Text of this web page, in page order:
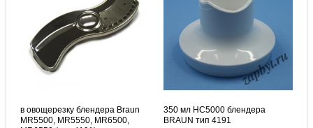
в овощерезку блендера Braun
MR5500, MR5550, MR6500,
350 мл HC5000 блендера
BRAUN тип 4191